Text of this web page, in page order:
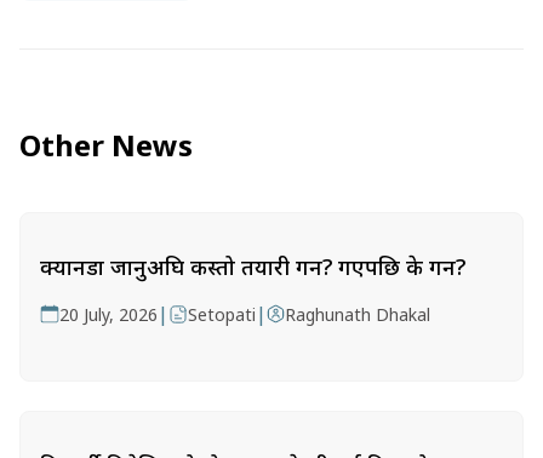
Other News
क्यानडा जानुअघि कस्तो तयारी गर्ने? गएपछि के गर्ने?
20 July, 2026 | Setopati | Raghunath Dhakal